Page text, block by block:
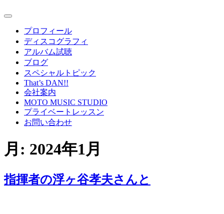
プロフィール
ディスコグラフィ
アルバム試聴
ブログ
スペシャルトピック
That’s DAN!!
会社案内
MOTO MUSIC STUDIO
プライベートレッスン
お問い合わせ
月: 2024年1月
指揮者の浮ヶ谷孝夫さんと